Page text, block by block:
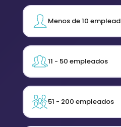
Menos de 10
11 - 50 empleados
51 - 200 empleados